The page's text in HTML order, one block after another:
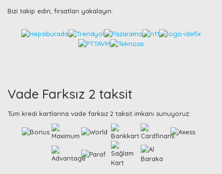
Bizi takip edin, fırsatları yakalayın:
Vade Farksız 2 taksit
Tüm kredi kartlarına vade farksız 2 taksit imkanı sunuyoruz: